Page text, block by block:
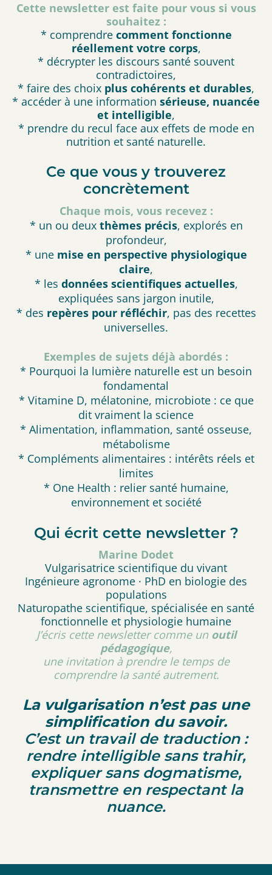
Cette newsletter est faite pour vous si vous
souhaitez :
* comprendre comment fonctionne
réellement votre corps,
* décrypter les discours santé souvent
contradictoires,
* faire des choix plus cohérents et durables,
* accéder à une information sérieuse, nuancée
et intelligible,
* prendre du recul face aux effets de mode en
nutrition et santé naturelle.
Ce que vous y trouverez
concrètement
Chaque mois, vous recevez :
* un ou deux thèmes précis, explorés en
profondeur,
* une mise en perspective physiologique
claire,
* les données scientifiques actuelles,
expliquées sans jargon inutile,
* des repères pour réfléchir, pas des recettes
universelles.
Exemples de sujets déjà abordés :
* Pourquoi la lumière naturelle est un besoin
fondamental
* Vitamine D, mélatonine, microbiote : ce que
dit vraiment la science
* Alimentation, inflammation, santé osseuse,
métabolisme
* Compléments alimentaires : intérêts réels et
limites
* One Health : relier santé humaine,
environnement et société
Qui écrit cette newsletter ?
Marine Dodet
Vulgarisatrice scientifique du vivant
Ingénieure agronome · PhD en biologie des
populations
Naturopathe scientifique, spécialisée en santé
fonctionnelle et physiologie humaine
J’écris cette newsletter comme un outil
pédagogique,
une invitation à prendre le temps de
comprendre la santé autrement.
La vulgarisation n’est pas une
simplification du savoir.
C’est un travail de traduction :
rendre intelligible sans trahir,
expliquer sans dogmatisme,
transmettre en respectant la
nuance.